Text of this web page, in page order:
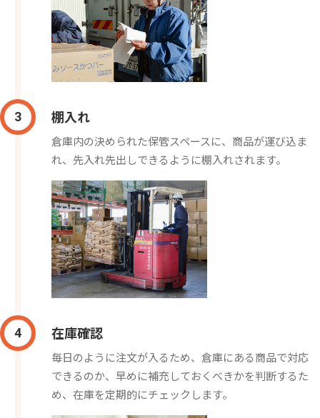
3 棚入れ
倉庫内の決められた保管スペースに、商品が運び込ま
れ、先入れ先出しできるように棚入れされます。
4 在庫確認
毎日のように注文が入るため、倉庫にある商品で対応
できるのか、早めに補充しておくべきかを判断するた
め、在庫を定期的にチェックします。